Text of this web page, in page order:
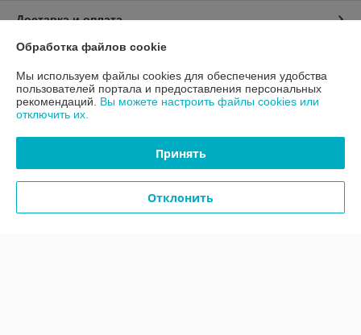
Доставка и оплата
График работы
Полная версия сайта
Сайт создан на платформе Deal.by
Обработка файлов cookie
Мы используем файлы cookies для обеспечения удобства
пользователей портала и предоставления персональных
рекомендаций. Вы можете настроить файлы cookies или
отключить их.
Принять
Отклонить